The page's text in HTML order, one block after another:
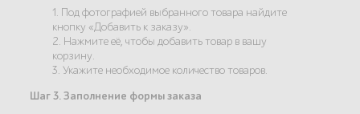
1. Под фотографией выбранного товара найдите
кнопку «Добавить к заказу».
2. Нажмите её, чтобы добавить товар в вашу
корзину.
3. Укажите необходимое количество товаров.
Шаг 3. Заполнение формы заказа